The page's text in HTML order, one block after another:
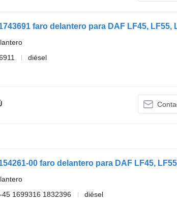
diésel
1699316 1832396
diésel